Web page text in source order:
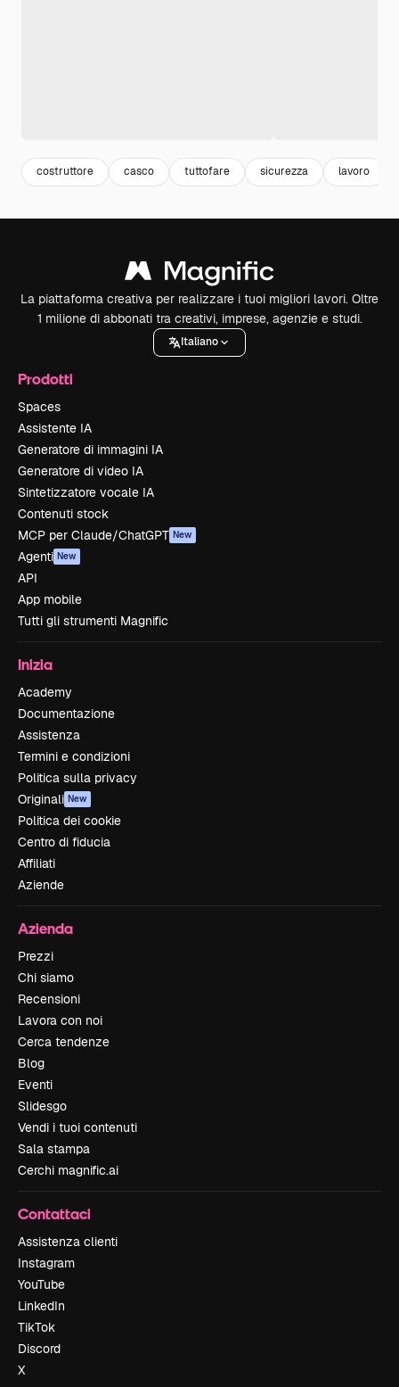
costruttore casco tuttofare sicurezza lavoro
La piattaforma creativa per realizzare i tuoi migliori lavori. Oltre
1 milione di abbonati tra creativi, imprese, agenzie e studi.
Italiano
Prodotti
Spaces
Assistente IA
Generatore di immagini IA
Generatore di video IA
Sintetizzatore vocale IA
Contenuti stock
MCP per Claude/ChatGPT New
Agenti New
API
App mobile
Tutti gli strumenti Magnific
Inizia
Academy
Documentazione
Assistenza
Termini e condizioni
Politica sulla privacy
Originali New
Politica dei cookie
Centro di fiducia
Affiliati
Aziende
Azienda
Prezzi
Chi siamo
Recensioni
Lavora con noi
Cerca tendenze
Blog
Eventi
Slidesgo
Vendi i tuoi contenuti
Sala stampa
Cerchi magnific.ai
Contattaci
Assistenza clienti
Instagram
YouTube
LinkedIn
TikTok
Discord
X